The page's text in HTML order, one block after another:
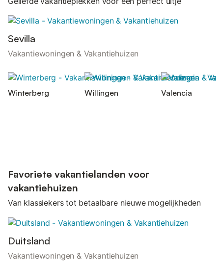
Sevilla
Vakantiewoningen & Vakantiehuizen
Winterberg Willingen Valencia
Favoriete vakantielanden voor
vakantiehuizen
Van klassiekers tot betaalbare nieuwe mogelijkheden
Duitsland
Vakantiewoningen & Vakantiehuizen